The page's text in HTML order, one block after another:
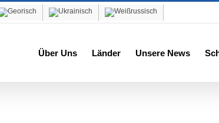
Über Uns Länder Unsere News